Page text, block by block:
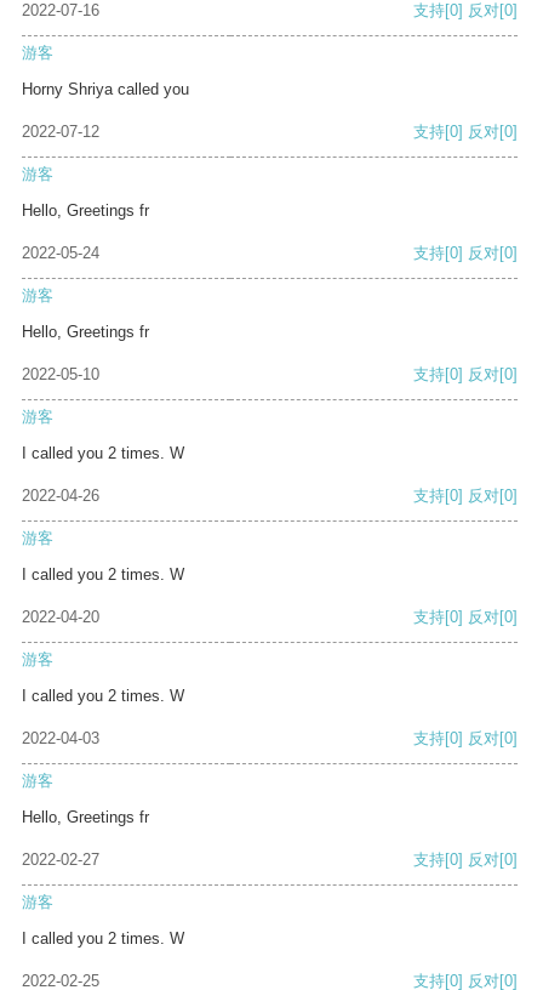
2022-07-16 支持[0] 反对[0]
游客
Horny Shriya called you
2022-07-12 支持[0] 反对[0]
游客
Hello, Greetings fr
2022-05-24 支持[0] 反对[0]
游客
Hello, Greetings fr
2022-05-10 支持[0] 反对[0]
游客
I called you 2 times. W
2022-04-26 支持[0] 反对[0]
游客
I called you 2 times. W
2022-04-20 支持[0] 反对[0]
游客
I called you 2 times. W
2022-04-03 支持[0] 反对[0]
游客
Hello, Greetings fr
2022-02-27 支持[0] 反对[0]
游客
I called you 2 times. W
2022-02-25 支持[0] 反对[0]